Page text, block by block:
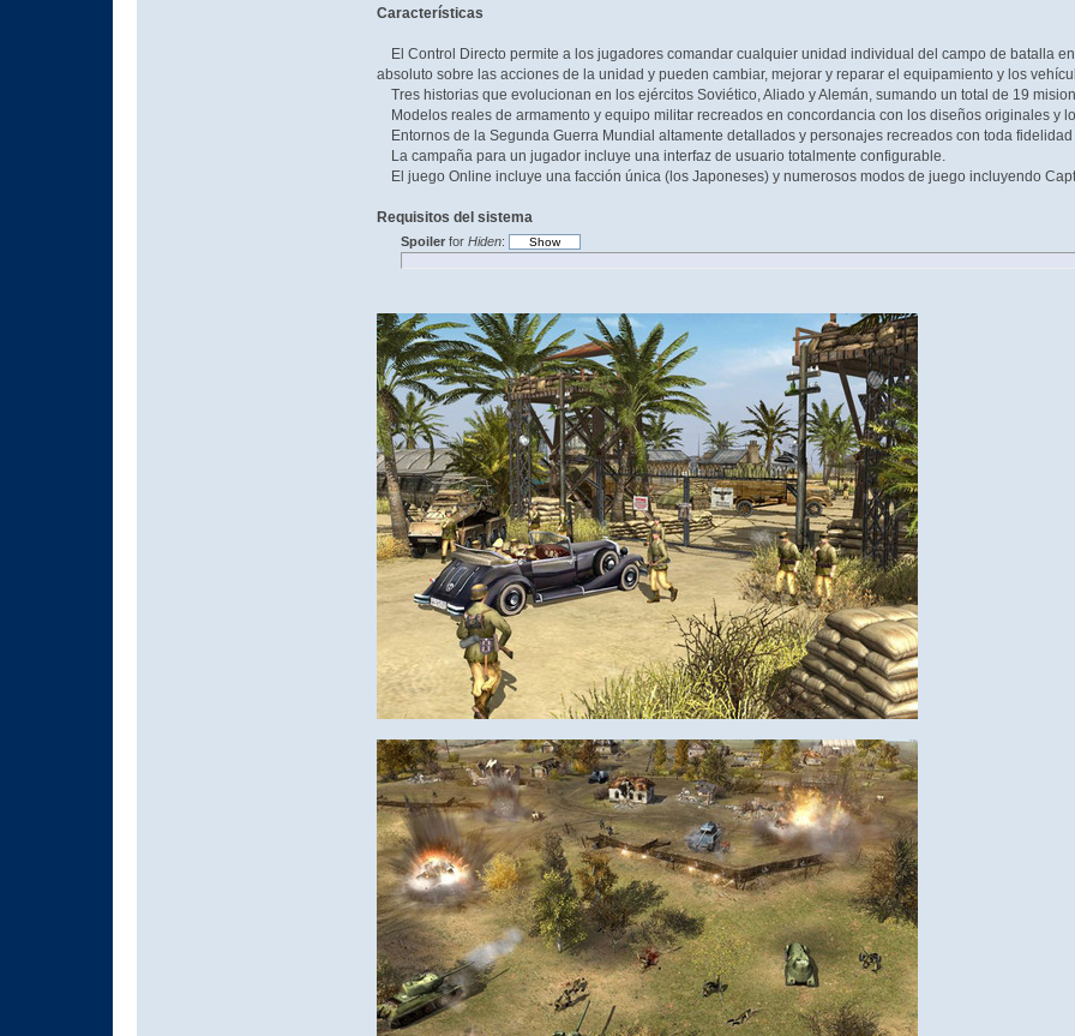
Características
El Control Directo permite a los jugadores comandar cualquier unidad individual del campo de batalla
absoluto sobre las acciones de la unidad y pueden cambiar, mejorar y reparar el equipamiento y los
Tres historias que evolucionan en los ejércitos Soviético, Aliado y Alemán, sumando un total de 19
Modelos reales de armamento y equipo militar recreados en concordancia con los diseños originales y
Entornos de la Segunda Guerra Mundial altamente detallados y personajes recreados con toda
La campaña para un jugador incluye una interfaz de usuario totalmente configurable.
El juego Online incluye una facción única (los Japoneses) y numerosos modos de juego incluyendo
Requisitos del sistema
Spoilerfor Hiden: